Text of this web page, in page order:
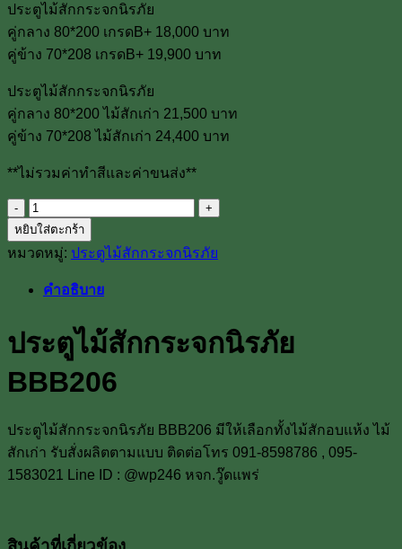
ประตูไม้สักกระจกนิรภัย
คู่กลาง 80*200 เกรดB+ 18,000 บาท
คู่ข้าง 70*208 เกรดB+ 19,900 บาท
ประตูไม้สักกระจกนิรภัย
คู่กลาง 80*200 ไม้สักเก่า 21,500 บาท
คู่ข้าง 70*208 ไม้สักเก่า 24,400 บาท
**ไม่รวมค่าทำสีและค่าขนส่ง**
จำนวน
ประตู
ไม้
กระจก
BBB206
หยิบใส่ตะกร้า
หมวดหมู่: ประตูไม้สักกระจกนิรภัย
คำอธิบาย
ประตูไม้สักกระจกนิรภัย
BBB206
ประตูไม้สักกระจกนิรภัย BBB206 มีให้เลือกทั้งไม้สักอบแห้ง ไม้
สักเก่า รับสั่งผลิตตามแบบ ติดต่อโทร 091-8598786 , 095-
1583021 Line ID : @wp246 หจก.วู๊ดแพร่